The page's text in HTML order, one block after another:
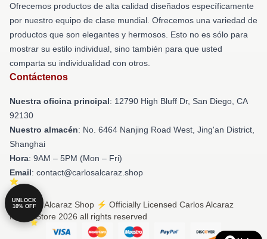
Ofrecemos productos de alta calidad diseñados específicamente
por nuestro equipo de clase mundial. Ofrecemos una variedad de
productos que son elegantes y hermosos. Esto no es sólo para
mostrar su estilo individual, sino también para que usted
comparta su individualidad con otros.
Contáctenos
Nuestra oficina principal: 12790 High Bluff Dr, San Diego, CA
92130
Nuestro almacén: No. 6464 Nanjing Road West, Jing'an District,
Shanghai
Hora: 9AM – 5PM (Mon – Fri)
Email: contact@carlosalcaraz.shop
© Carlos Alcaraz Shop ⚡️ Officially Licensed Carlos Alcaraz
Merch Store 2026 all rights reserved
UNLOCK
10% OFF